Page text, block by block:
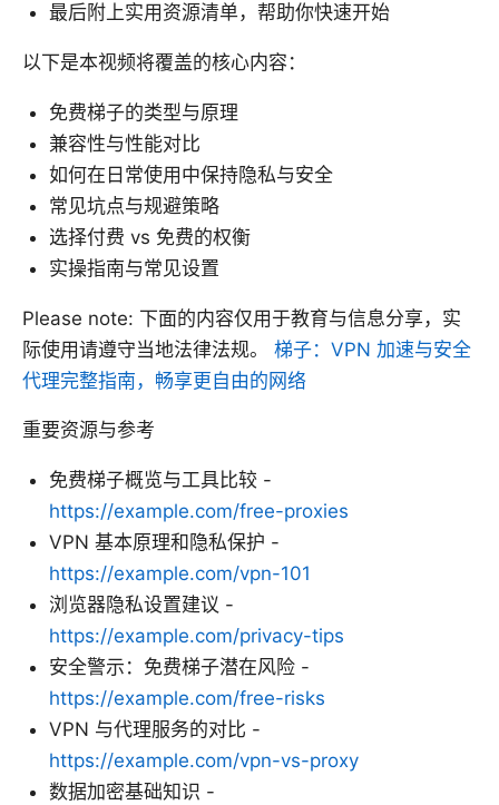
最后附上实用资源清单，帮助你快速开始
以下是本视频将覆盖的核心内容：
免费梯子的类型与原理
兼容性与性能对比
如何在日常使用中保持隐私与安全
常见坑点与规避策略
选择付费 vs 免费的权衡
实操指南与常见设置
Please note: 下面的内容仅用于教育与信息分享，实
际使用请遵守当地法律法规。 梯子：VPN 加速与安全
代理完整指南，畅享更自由的网络
重要资源与参考
免费梯子概览与工具比较 -
https://example.com/free-proxies
VPN 基本原理和隐私保护 -
https://example.com/vpn-101
浏览器隐私设置建议 -
https://example.com/privacy-tips
安全警示：免费梯子潜在风险 -
https://example.com/free-risks
VPN 与代理服务的对比 -
https://example.com/vpn-vs-proxy
数据加密基础知识 -